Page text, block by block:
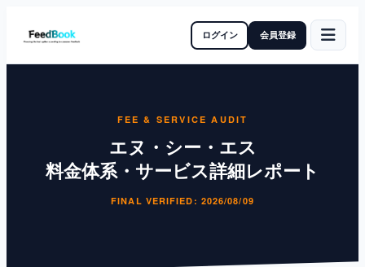
ログイン 会員登録
FEE & SERVICE AUDIT
エヌ・シー・エス
料金体系・サービス詳細レポート
FINAL VERIFIED: 2026/08/09